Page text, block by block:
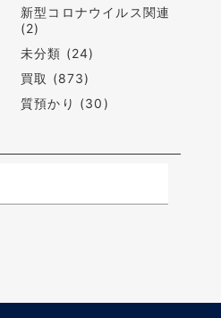
新型コロナウイルス関連
(2)
未分類 (24)
買取 (873)
質預かり (30)